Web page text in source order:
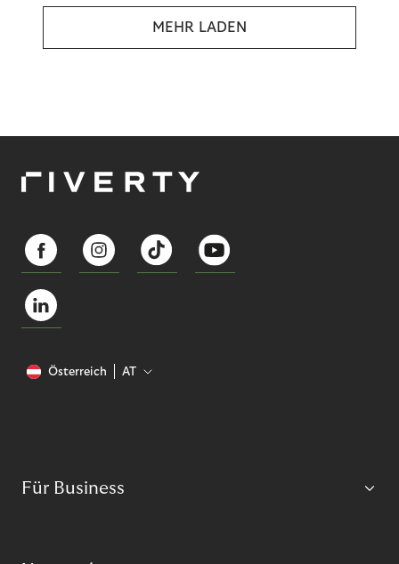
MEHR LADEN
Österreich AT
Für Business